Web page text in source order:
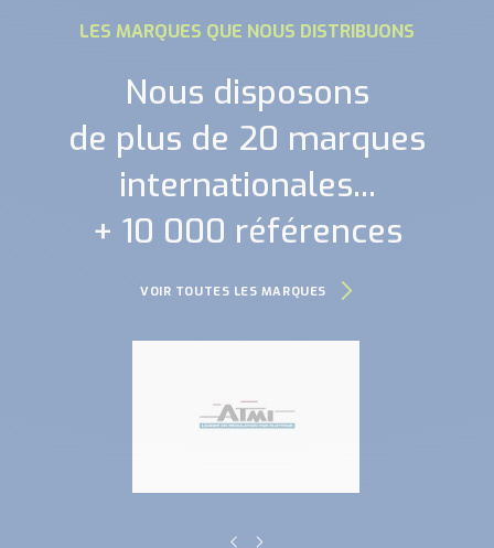
LES MARQUES QUE NOUS DISTRIBUONS
Nous disposons
de plus de 20 marques
internationales...
+ 10 000 références
VOIR TOUTES LES MARQUES